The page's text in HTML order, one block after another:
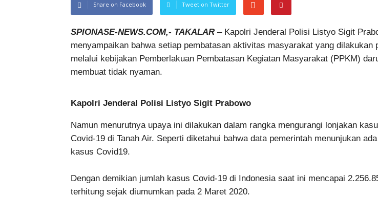
Share on Facebook Tweet on Twitter
SPIONASE-NEWS.COM,- TAKALAR – Kapolri Jenderal Polisi Listyo Sigit
menyampaikan bahwa setiap pembatasan aktivitas masyarakat yang dilakukan
melalui kebijakan Pemberlakuan Pembatasan Kegiatan Masyarakat (PPKM)
membuat tidak nyaman.
Kapolri Jenderal Polisi Listyo Sigit Prabowo
Namun menurutnya upaya ini dilakukan dalam rangka mengurangi lonjakan
Covid-19 di Tanah Air. Seperti diketahui bahwa data pemerintah menunjukan
kasus Covid19.
Dengan demikian jumlah kasus Covid-19 di Indonesia saat ini mencapai
terhitung sejak diumumkan pada 2 Maret 2020.